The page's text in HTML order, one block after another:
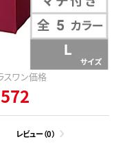
スワン価格
レビュー（0）